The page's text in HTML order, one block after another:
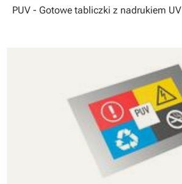
PUV - Gotowe tabliczki z nadrukiem UV